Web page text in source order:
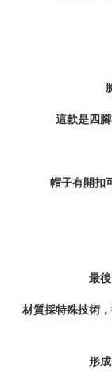
這款是四
帽子有開扣
最
材質採特殊技術
形